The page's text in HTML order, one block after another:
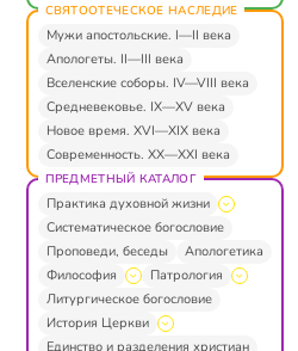
СВЯТООТЕЧЕСКОЕ НАСЛЕДИЕ
Мужи апостольские. I—II века
Апологеты. II—III века
Вселенские соборы. IV—VIII века
Средневековье. IX—XV века
Новое время. XVI—XIX века
Современность. XX—XXI века
ПРЕДМЕТНЫЙ КАТАЛОГ
Практика духовной жизни
Систематическое богословие
Проповеди, беседы
Апологетика
Философия
Патрология
Литургическое богословие
История Церкви
Единство и разделения христиан